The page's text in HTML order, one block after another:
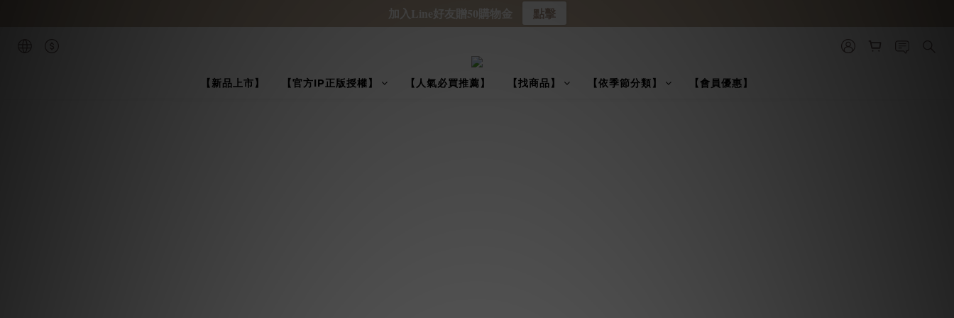
【新品上市】 【官方IP正版授權】 【人氣必買推薦】 【找商品】 【依季節分類】 【會員優惠】
加入Line好友贈50購物金 點擊